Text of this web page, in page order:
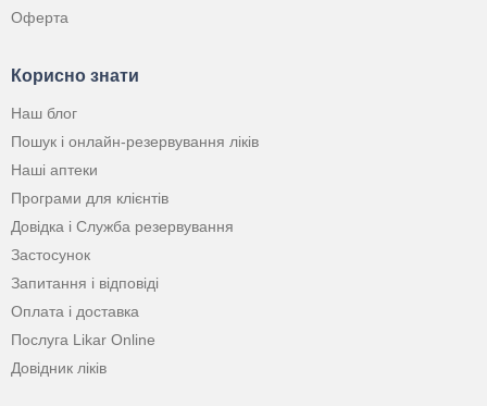
Оферта
Корисно знати
Наш блог
Пошук і онлайн-резервування ліків
Наші аптеки
Програми для клієнтів
Довідка і Служба резервування
Застосунок
Запитання і відповіді
Оплата і доставка
Послуга Likar Online
Довідник ліків